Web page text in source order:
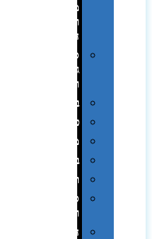
מחשב
וציוד
היקפי
סוללות
גיבוי
ומטענים
ביגוד
כובעים
מגבות
בקבוקים
תרמי
ספלים
וכוסות
הוקרה